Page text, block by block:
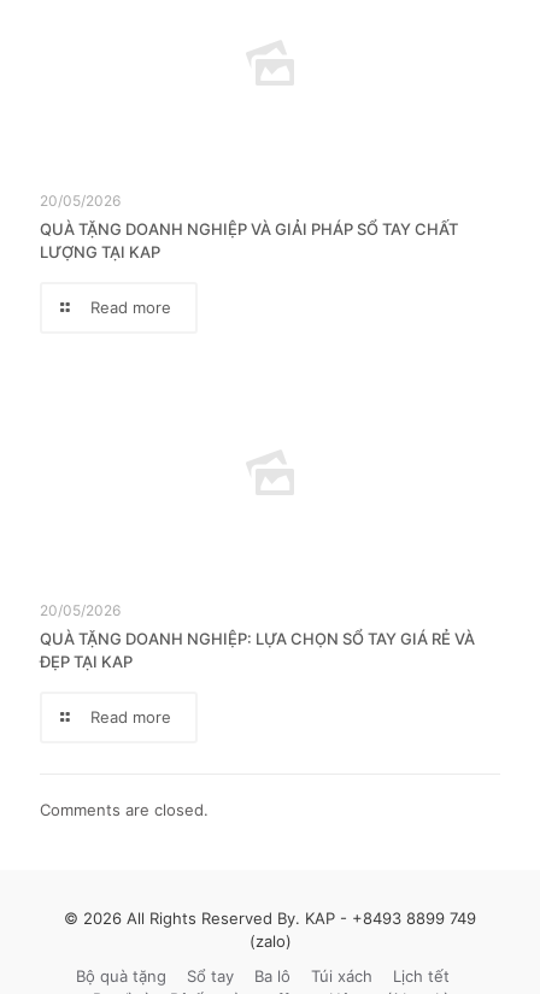
20/05/2026
QUÀ TẶNG DOANH NGHIỆP VÀ GIẢI PHÁP SỔ TAY CHẤT
LƯỢNG TẠI KAP
Read more
20/05/2026
QUÀ TẶNG DOANH NGHIỆP: LỰA CHỌN SỔ TAY GIÁ RẺ VÀ
ĐẸP TẠI KAP
Read more
Comments are closed.
© 2026 All Rights Reserved By. KAP - +8493 8899 749
(zalo)
Bộ quà tặng
Sổ tay Ba lô Túi xách
Lịch tết